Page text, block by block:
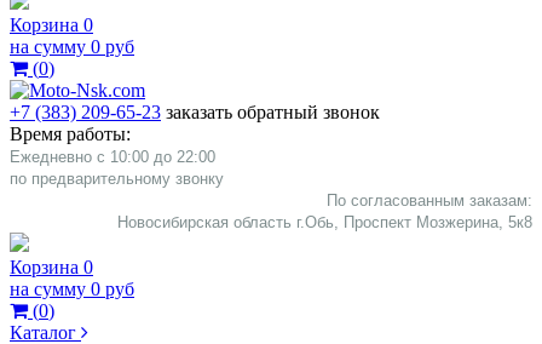
Корзина 0
на сумму 0 руб
(0)
+7 (383) 209-65-23 заказать обратный звонок
Время работы:
Ежедневно с 10:00 до 22:00
​по предварительному звонку
По согласованным заказам:
Новосибирская область г.Обь, Проспект Мозжерина, 5к8​
Корзина 0
на сумму 0 руб
(0)
Каталог